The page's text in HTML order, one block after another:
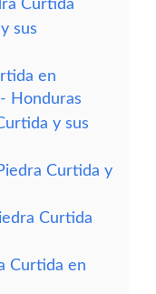
Curtida
sus
en
Honduras
y sus
Curtida y
Curtida
Curtida en